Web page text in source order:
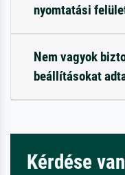
nyomtatási
Nem vagyok
beállításokat
Kérdése